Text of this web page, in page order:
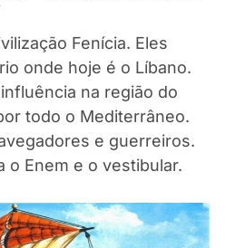
Fenícia. Eles
onde hoje é o Líbano.
na região do
todo o Mediterrâneo.
e guerreiros.
o Enem e o vestibular.